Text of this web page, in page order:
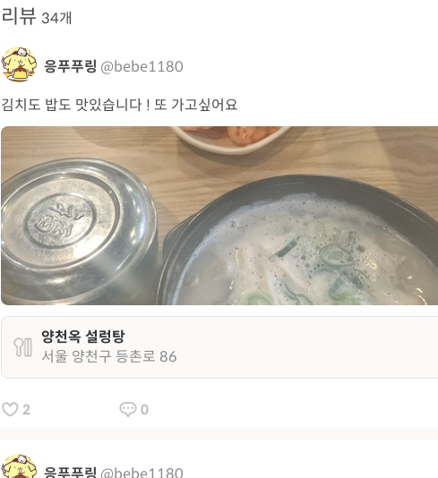
리뷰 34개
응푸푸링 @bebe1180
김치도 밥도 맛있습니다 ! 또 가고싶어요
양천옥 설렁탕
서울 양천구 등촌로 86
2 0
응푸푸링 @bebe1180